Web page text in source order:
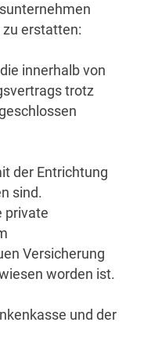
erstatten:
innerhalb von
trotz
der Entrichtung
sind.
private
Versicherung
worden ist.
und der